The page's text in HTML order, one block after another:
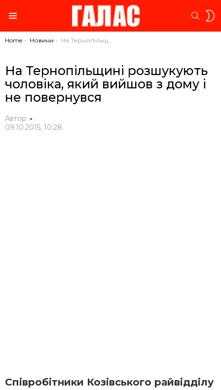
You are here:
Home Новини На Тернопільщині розшукують чоловіка, який вийшов з дому і не повернувся
На Тернопільщині розшукують
чоловіка, який вийшов з дому і
не повернувся
Автор: -
09.10.2015, 10:28
Співробітники Козівського райвідділу